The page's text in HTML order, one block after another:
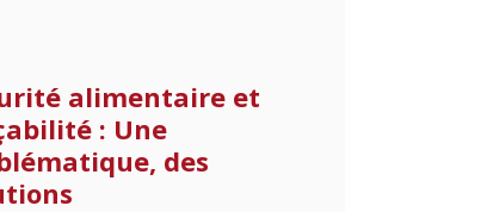
alimentaire et
: Une
des